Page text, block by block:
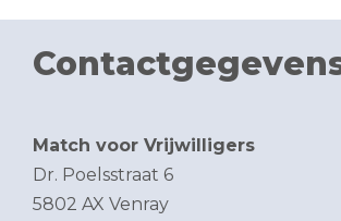
Match voor Vrijwilligers
Dr. Poelsstraat 6
5802 AX Venray